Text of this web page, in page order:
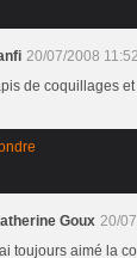
20/07/2008 11:52
de coquillages
Goux 20/
toujours aimé la